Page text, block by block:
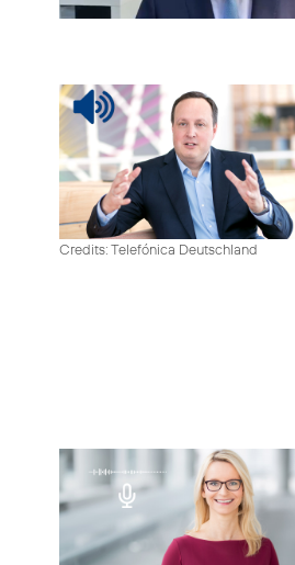
Credits: Telefónica Deutschland